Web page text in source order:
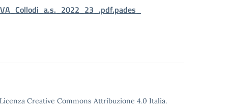
Creative Commons Attribuzione 4.0 Italia.